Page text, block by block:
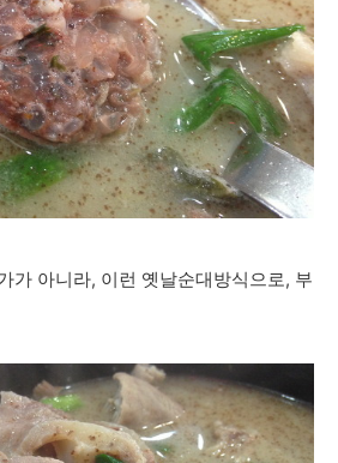
가 아니라, 이런 옛날순대방식으로, 부